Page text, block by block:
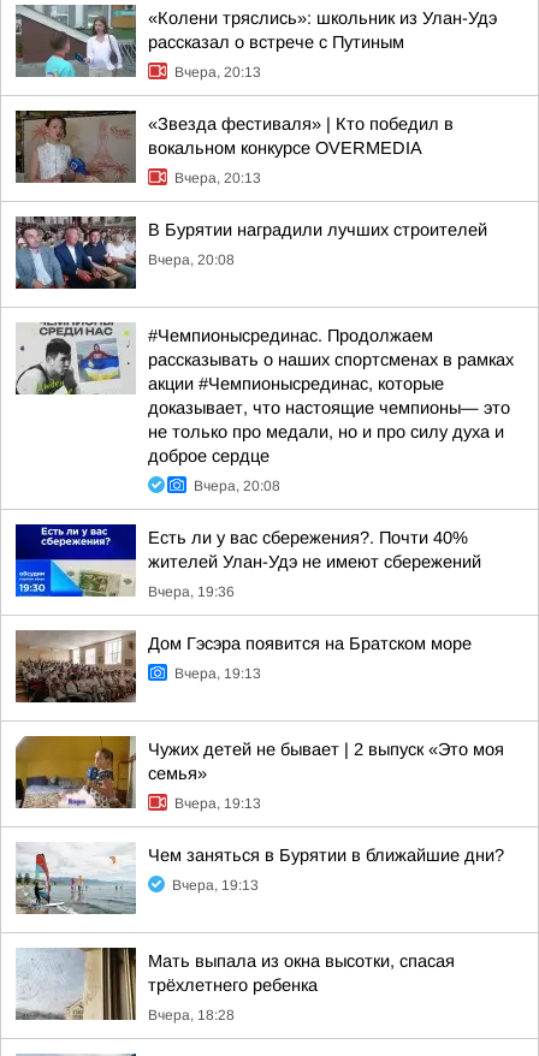
«Колени тряслись»: школьник из Улан-Удэ
рассказал о встрече с Путиным
Вчера, 20:13
«Звезда фестиваля» | Кто победил в
вокальном конкурсе OVERMEDIA
Вчера, 20:13
В Бурятии наградили лучших строителей
Вчера, 20:08
#Чемпионысрединас. Продолжаем
рассказывать о наших спортсменах в рамках
акции #Чемпионысрединас, которые
доказывает, что настоящие чемпионы— это
не только про медали, но и про силу духа и
доброе сердце
Вчера, 20:08
Есть ли у вас сбережения?. Почти 40%
жителей Улан-Удэ не имеют сбережений
Вчера, 19:36
Дом Гэсэра появится на Братском море
Вчера, 19:13
Чужих детей не бывает | 2 выпуск «Это моя
семья»
Вчера, 19:13
Чем заняться в Бурятии в ближайшие дни?
Вчера, 19:13
Мать выпала из окна высотки, спасая
трёхлетнего ребенка
Вчера, 18:28